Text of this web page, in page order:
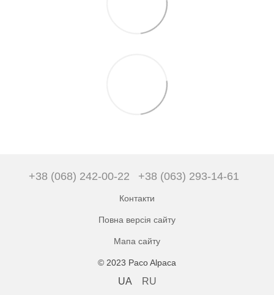
+38 (068) 242-00-22 +38 (063) 293-14-61
Контакти
Повна версія сайту
Мапа сайту
© 2023 Paco Alpaca
UA RU